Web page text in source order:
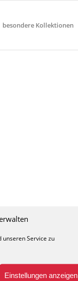
unseren Service zu
Einstellungen anzeigen
besondere Kollektionen